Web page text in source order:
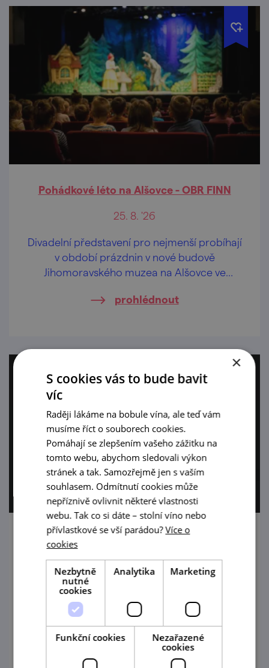
Pohádkové léto na Alšovce - OBR FINN
25. 8. '26
Divadelní představení pro nejmenší probíhají
v období prázdnin v nové budově
Jihomoravského muzea na Alšovce ve
vždy od 17 hod.
prohlédnout
Playáda 2026: Multižánrový letní
12. 8. '26
Hradební příkop u Střelniční věže ve Znojmě
znovu ožije druhým večerem oblíbeného
multižánrového letního minifestivalu
prohlédnout
×
S cookies vás to bude bavit
víc
Raději lákáme na bobule vína, ale teď vám
musíme říct o souborech cookies.
Pomáhají se zlepšením vašeho zážitku na
tomto webu, abychom sledovali výkon
stránek a tak. Samozřejmě jen s vaším
souhlasem. Odmítnutí cookies může
nepříznivě ovlivnit některé vlastnosti
webu. Tak co si dáte – stolní víno nebo
přívlastkové se vší parádou?Více o
cookies
Nezbytně
nutné
cookies
Analytika Marketing
Funkční cookies
Nezařazené
cookies